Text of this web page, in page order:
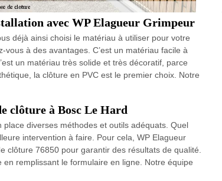
avec WP Elagueur Grimpeur
déjà ainsi choisi le matériau à utiliser pour votre
à des avantages. C’est un matériau facile à
un matériau très solide et très décoratif, parce
la clôture en PVC est le premier choix. Notre
clôture à Bosc Le Hard
diverses méthodes et outils adéquats. Quel
intervention à faire. Pour cela, WP Elagueur
clôture 76850 pour garantir des résultats de qualité.
remplissant le formulaire en ligne. Notre équipe